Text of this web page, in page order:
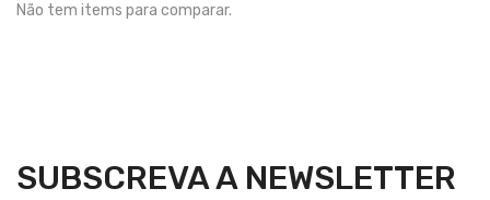
Não tem items para comparar.
SUBSCREVA A NEWSLETTER